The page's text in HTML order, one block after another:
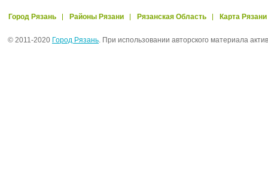
Город Рязань Районы Рязани Рязанская Область Карта Рязани
© 2011-2020 Город Рязань. При использовании авторского материала